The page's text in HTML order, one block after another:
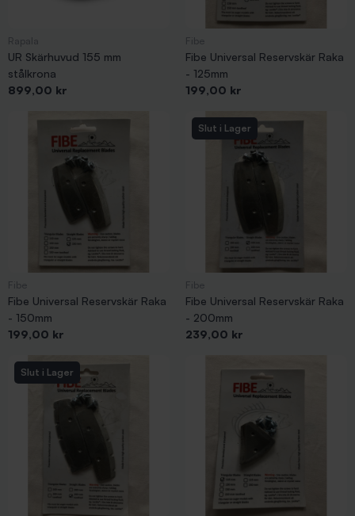
UR Skärhuvud 155 mm
stålkrona
Pris
899,00 kr
Fibe Universal Reservskär Raka
- 125mm
Pris
199,00 kr
Fibe Universal Reservskär Raka
- 150mm
Pris
199,00 kr
Slut i Lager
Fibe Universal Reservskär Raka
- 200mm
Pris
239,00 kr
Slut i Lager